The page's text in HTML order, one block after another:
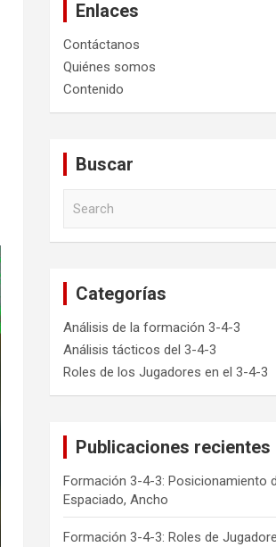
Enlaces
Contáctanos
Quiénes somos
Contenido
Buscar
Categorías
Análisis de la formación 3-4-3
Análisis tácticos del 3-4-3
Roles de los Jugadores en el 3-4-3
Publicaciones recientes
Formación 3-4-3: Posicionamiento
Espaciado, Ancho
Formación 3-4-3: Roles de